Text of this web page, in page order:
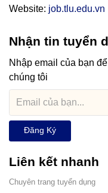
Website: job.tlu.edu.vn
Nhận tin tuyển
Nhập email của bạn
chúng tôi
Đăng Ký
Liên kết nhanh
Chuyên trang tuyển dụng